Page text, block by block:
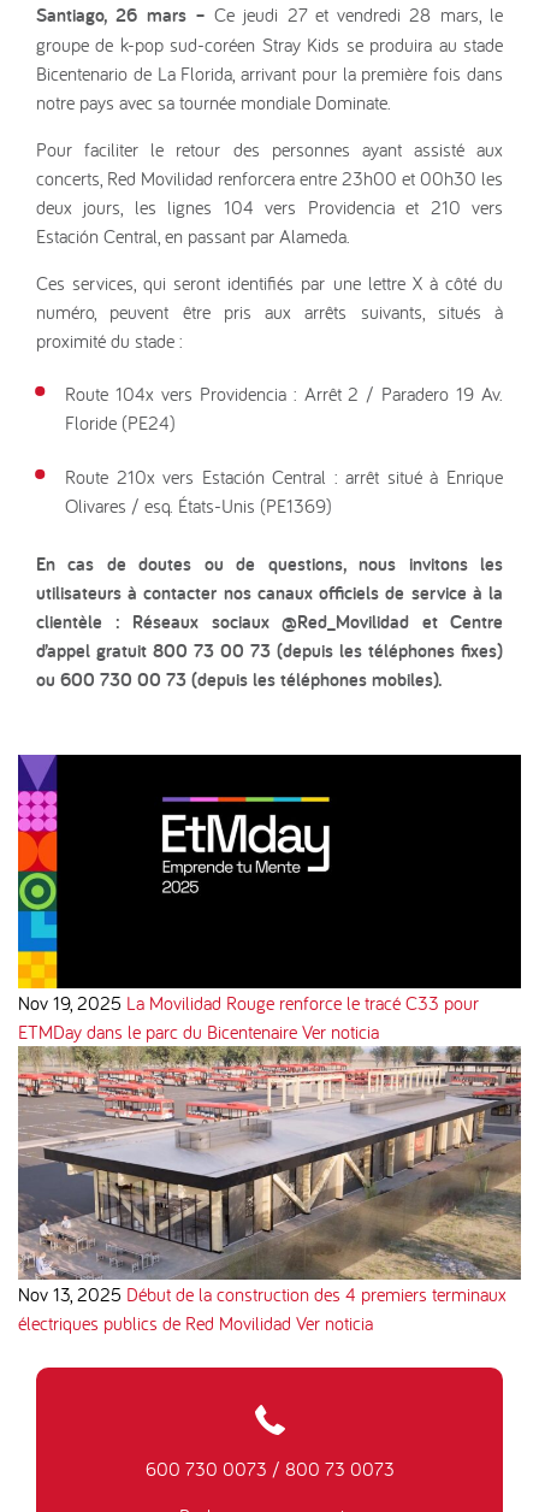
Santiago, 26 mars –Ce jeudi 27 et vendredi 28 mars, le
groupe de k-pop sud-coréen Stray Kids se produira au stade
Bicentenario de La Florida, arrivant pour la première fois dans
notre pays avec sa tournée mondiale Dominate.
Pour faciliter le retour des personnes ayant assisté aux
concerts, Red Movilidad renforcera entre 23h00 et 00h30 les
deux jours, les lignes 104 vers Providencia et 210 vers
Estación Central, en passant par Alameda.
Ces services, qui seront identifiés par une lettre X à côté du
numéro, peuvent être pris aux arrêts suivants, situés à
proximité du stade :
Route 104x vers Providencia : Arrêt 2 / Paradero 19 Av.
Floride (PE24)
Route 210x vers Estación Central : arrêt situé à Enrique
Olivares / esq. États-Unis (PE1369)
En cas de doutes ou de questions, nous invitons les
utilisateurs à contacter nos canaux officiels de service à la
clientèle : Réseaux sociaux @Red_Movilidad et Centre
d’appel gratuit 800 73 00 73 (depuis les téléphones fixes)
ou 600 730 00 73 (depuis les téléphones mobiles).
Nov 19, 2025 La Movilidad Rouge renforce le tracé C33 pour
ETMDay dans le parc du Bicentenaire Ver noticia
Nov 13, 2025 Début de la construction des 4 premiers terminaux
électriques publics de Red Movilidad Ver noticia
600 730 0073 / 800 73 0073